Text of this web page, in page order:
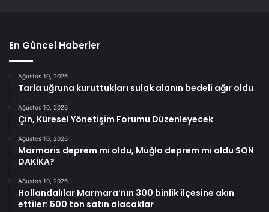
En Güncel Haberler
Ağustos 10, 2026
Tarla uğruna kuruttukları sulak alanın bedeli ağır oldu
Ağustos 10, 2026
Çin, Küresel Yönetişim Forumu Düzenleyecek
Ağustos 10, 2026
Marmaris deprem mi oldu, Muğla deprem mi oldu SON
DAKİKA?
Ağustos 10, 2026
Hollandalılar Marmara’nın 300 binlik ilçesine akın
ettiler: 500 ton satın alacaklar